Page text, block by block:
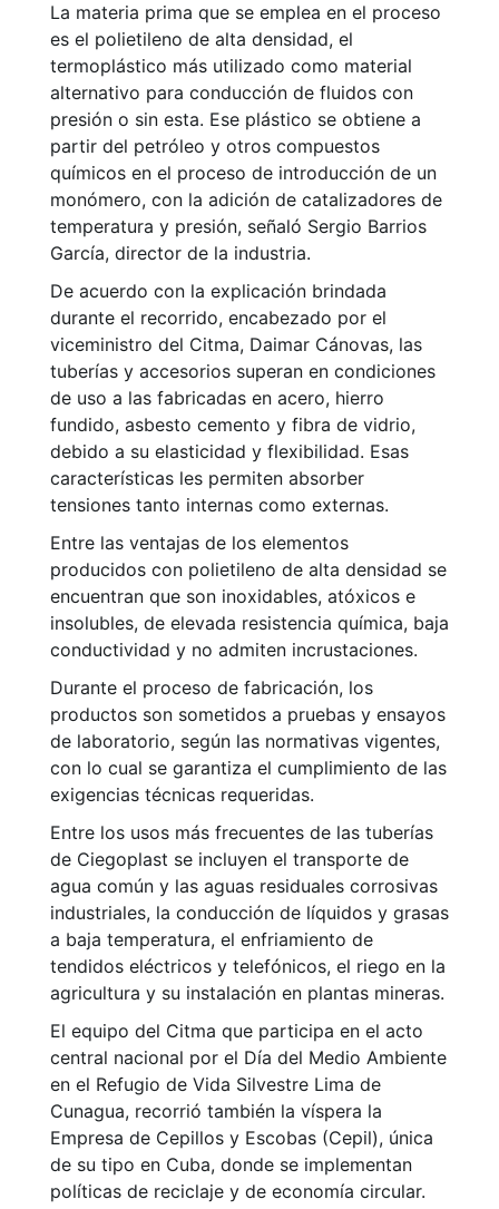
La materia prima que se emplea en el proceso
es el polietileno de alta densidad, el
termoplástico más utilizado como material
alternativo para conducción de fluidos con
presión o sin esta. Ese plástico se obtiene a
partir del petróleo y otros compuestos
químicos en el proceso de introducción de un
monómero, con la adición de catalizadores de
temperatura y presión, señaló Sergio Barrios
García, director de la industria.
De acuerdo con la explicación brindada
durante el recorrido, encabezado por el
viceministro del Citma, Daimar Cánovas, las
tuberías y accesorios superan en condiciones
de uso a las fabricadas en acero, hierro
fundido, asbesto cemento y fibra de vidrio,
debido a su elasticidad y flexibilidad. Esas
características les permiten absorber
tensiones tanto internas como externas.
Entre las ventajas de los elementos
producidos con polietileno de alta densidad se
encuentran que son inoxidables, atóxicos e
insolubles, de elevada resistencia química, baja
conductividad y no admiten incrustaciones.
Durante el proceso de fabricación, los
productos son sometidos a pruebas y ensayos
de laboratorio, según las normativas vigentes,
con lo cual se garantiza el cumplimiento de las
exigencias técnicas requeridas.
Entre los usos más frecuentes de las tuberías
de Ciegoplast se incluyen el transporte de
agua común y las aguas residuales corrosivas
industriales, la conducción de líquidos y grasas
a baja temperatura, el enfriamiento de
tendidos eléctricos y telefónicos, el riego en la
agricultura y su instalación en plantas mineras.
El equipo del Citma que participa en el acto
central nacional por el Día del Medio Ambiente
en el Refugio de Vida Silvestre Lima de
Cunagua, recorrió también la víspera la
Empresa de Cepillos y Escobas (Cepil), única
de su tipo en Cuba, donde se implementan
políticas de reciclaje y de economía circular.